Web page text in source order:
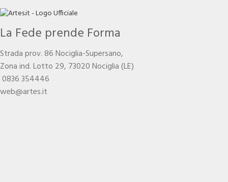
La Fede prende Forma
Strada prov. 86 Nociglia-Supersano,
Zona ind. Lotto 29, 73020 Nociglia (LE)
0836 354446
web@artes.it